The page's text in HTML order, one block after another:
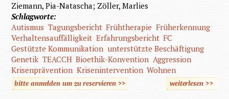
Ziemann, Pia-Natascha; Zöller, Marlies
Schlagworte:
Autismus Tagungsbericht Frühtherapie Früherkennung
Verhaltensauffälligkeit Erfahrungsbericht FC
Gestützte Kommunikation unterstützte Beschäftigung
Genetik TEACCH Bioethik-Konvention Aggression
Krisenprävention Krisenintervention Wohnen
bitte anmelden um zu reservieren >> weiterlesen>>